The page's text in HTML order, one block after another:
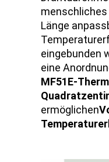
menschliches
Länge
eingebunden
eine
MF51E-
ermöglichen